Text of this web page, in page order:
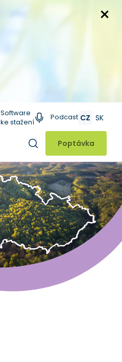
Software
ke stažení
Podcast CZ SK
Hledat
Poptávka